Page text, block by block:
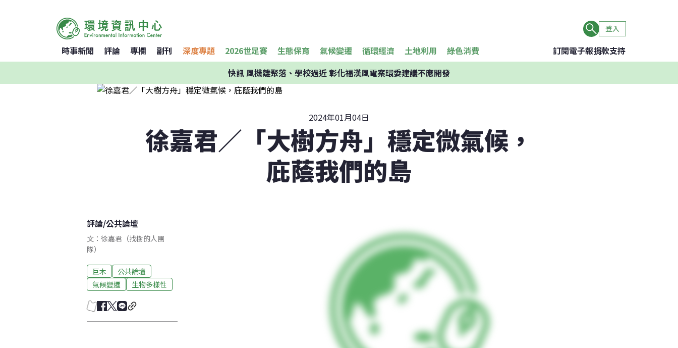
登入
時事新聞 評論 專欄 副刊 深度專題 2026世足賽 生態保育 氣候變遷 循環經濟 土地利用 綠色消費 訂閱電子報捐款支持
快訊風機離聚落、學校過近 彰化福漢風電案環委建議不應開發
2024年01月04日
徐嘉君／「大樹方舟」穩定微氣候，
庇蔭我們的島
評論/公共論壇
文：徐嘉君（找樹的人團
隊）
巨木
公共論壇
氣候變遷
生物多樣性